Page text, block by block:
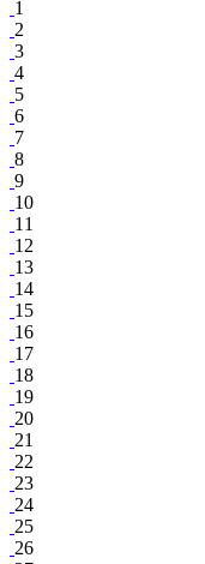
1
2
3
4
5
6
7
8
9
10
11
12
13
14
15
16
17
18
19
20
21
22
23
24
25
26